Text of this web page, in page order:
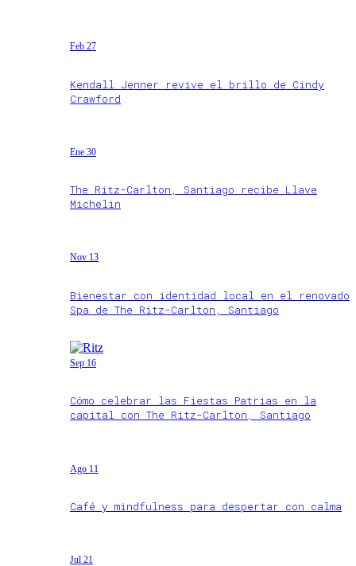
Feb 27
Kendall Jenner revive el brillo de Cindy
Crawford
Ene 30
The Ritz-Carlton, Santiago recibe Llave
Michelin
Nov 13
Bienestar con identidad local en el renovado
Spa de The Ritz-Carlton, Santiago
Sep 16
Cómo celebrar las Fiestas Patrias en la
capital con The Ritz-Carlton, Santiago
Ago 11
Café y mindfulness para despertar con calma
Jul 21